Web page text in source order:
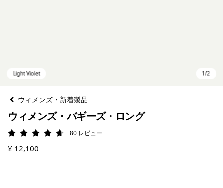
ウィメンズ・新着製品
ウィメンズ・バギーズ・ロング
評価: 4.6 / 5
80 レビュー
¥ 12,100